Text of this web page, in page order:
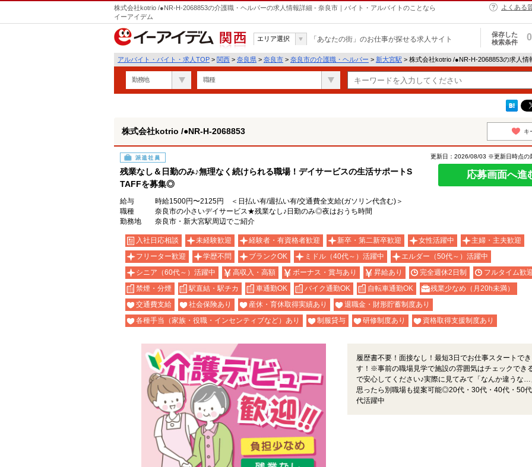
株式会社kotrio /●NR-H-2068853の介護職・ヘルパーの求人情報詳細 - 奈良市｜バイト・アルバイトのことなら
イーアイデム
よくある
関西
エリア選択 「あなたの街」のお仕事が探せる求人サイト
保存した
検索条件
0
アルバイト・バイト・求人TOP > 関西 > 奈良県 > 奈良市 > 奈良市の介護職・ヘルパー > 新大宮駅 > 株式会社kotrio /●NR-H-2068853の求人情
勤務地 職種
株式会社kotrio /●NR-H-2068853 キ
派遣社員
残業なし＆日勤のみ♪無理なく続けられる職場！デイサービスの生活サポートS
TAFFを募集◎
更新日：2026/08/03 ※更新日時点の
応募画面へ進
給与
時給1500円〜2125円 ＜日払い有/週払い有/交通費全支給(ガソリン代含む)＞
職種
奈良市の小さいデイサービス★残業なし♪日勤のみ◎夜はおうち時間
勤務地
奈良市・新大宮駅周辺でご紹介
入社日応相談 未経験歓迎 経験者・有資格者歓迎 新卒・第二新卒歓迎 女性活躍中
主婦・主夫歓迎
フリーター歓迎
学歴不問 ブランクOK ミドル（40代～）活躍中
エルダー（50代～）活躍中
シニア（60代～）活躍中
高収入・高額 ボーナス・賞与あり 昇給あり 完全週休2日制
フルタイム歓
禁煙・分煙
駅直結・駅チカ 車通勤OK バイク通勤OK 自転車通勤OK
残業少なめ（月20h未満）
交通費支給
社会保険あり 産休・育休取得実績あり
退職金・財形貯蓄制度あり
各種手当（家族・役職・インセンティブなど）あり
制服貸与 研修制度あり 資格取得支援制度あり
履歴書不要！面接なし！最短3日でお仕事スタートでき
す！※事前の職場見学で施設の雰囲気はチェックでき
で安心してください♪実際に見てみて「なんか違うな…
思ったら別職場も提案可能◎20代・30代・40代・50
代活躍中